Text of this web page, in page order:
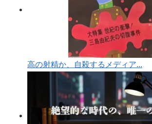
高の射精か、自殺するメディア...